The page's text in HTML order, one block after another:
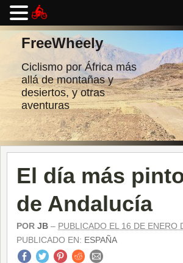
Ir
contenidoFreeWheely
Ciclismo por África más
allá de montañas y
desiertos, y otras
aventuras
El día más
de Andalucía
POR JB – PUBLICADO EL 16 DE ENERO
PUBLICADO EN: ESPAÑA